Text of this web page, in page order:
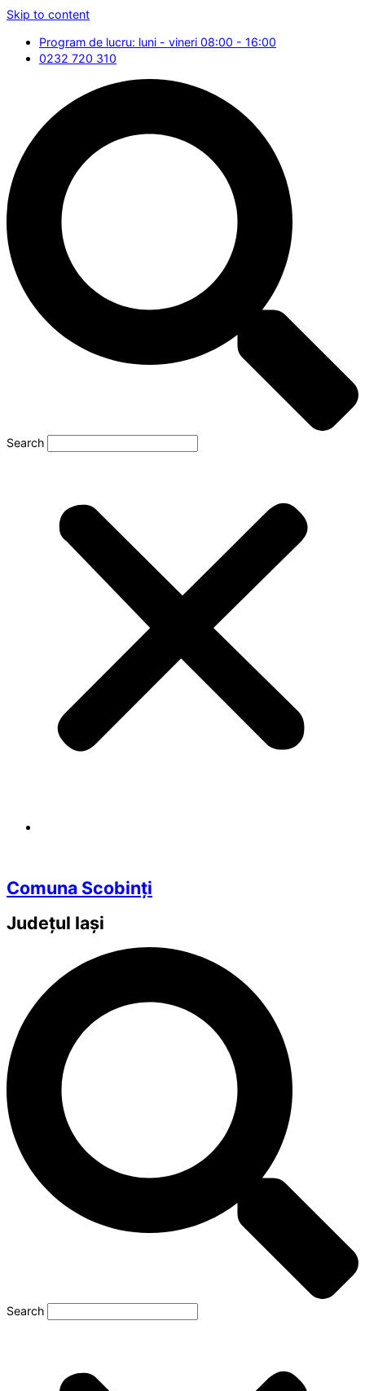
Skip to content
Program de lucru: luni - vineri 08:00 - 16:00
0232 720 310
Search
Comuna Scobinți
Județul Iași
Search